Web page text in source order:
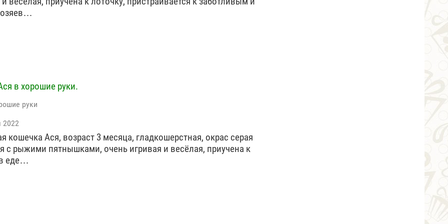
в хорошие руки.
руки
2022
кошечка Ася, возраст 3 месяца, гладкошерстная, окрас серая
с рыжими пятнышками, очень игривая и весёлая, приучена к
еде…